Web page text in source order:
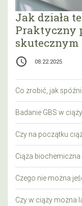
Jak działa
Praktyczny
access_time 08.22.2025